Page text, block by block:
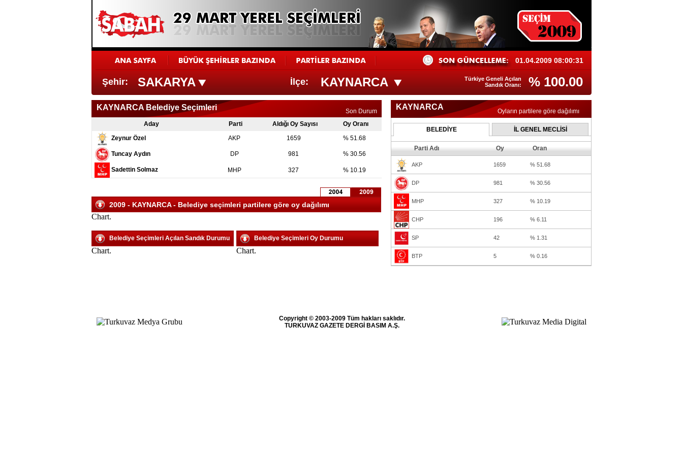
01.04.2009 08:00:31
Şehir: SAKARYA İlçe: KAYNARCA
Türkiye Geneli Açılan
Sandık Oranı:
% 100.00
KAYNARCA Belediye Seçimleri
Son Durum
Aday
Parti Aldığı Oy Sayısı
Oy Oranı
Zeynur Özel
AKP 1659 % 51.68
Tuncay Aydın DP 981 % 30.56
Sadettin Solmaz MHP 327 % 10.19
2009 - KAYNARCA - Belediye seçimleri partilere göre oy dağılımı
Chart.
Belediye Seçimleri Açılan Sandık Durumu
Chart.
Belediye Seçimleri Oy Durumu
Chart.
KAYNARCA Oyların partilere göre dağılımı
BELEDİYE İL GENEL MECLİSİ
Parti Adı Oy Oran
AKP 1659 % 51.68
DP 981 % 30.56
MHP 327 % 10.19
CHP 196 % 6.11
SP 42 % 1.31
BTP 5 % 0.16
Copyright © 2003-2009 Tüm hakları saklıdır.
TURKUVAZ GAZETE DERGİ BASIM A.Ş.